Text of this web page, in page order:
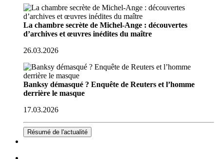
La chambre secrète de Michel-Ange : découvertes
d’archives et œuvres inédites du maître
26.03.2026
Banksy démasqué ? Enquête de Reuters et l’homme
derrière le masque
17.03.2026
Résumé de l'actualité